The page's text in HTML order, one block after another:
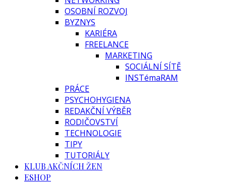
OSOBNÍ ROZVOJ
BYZNYS
KARIÉRA
FREELANCE
MARKETING
SOCIÁLNÍ SÍTĚ
INSTémaRAM
PRÁCE
PSYCHOHYGIENA
REDAKČNÍ VÝBĚR
RODIČOVSTVÍ
TECHNOLOGIE
TIPY
TUTORIÁLY
KLUB AKČNÍCH ŽEN
ESHOP